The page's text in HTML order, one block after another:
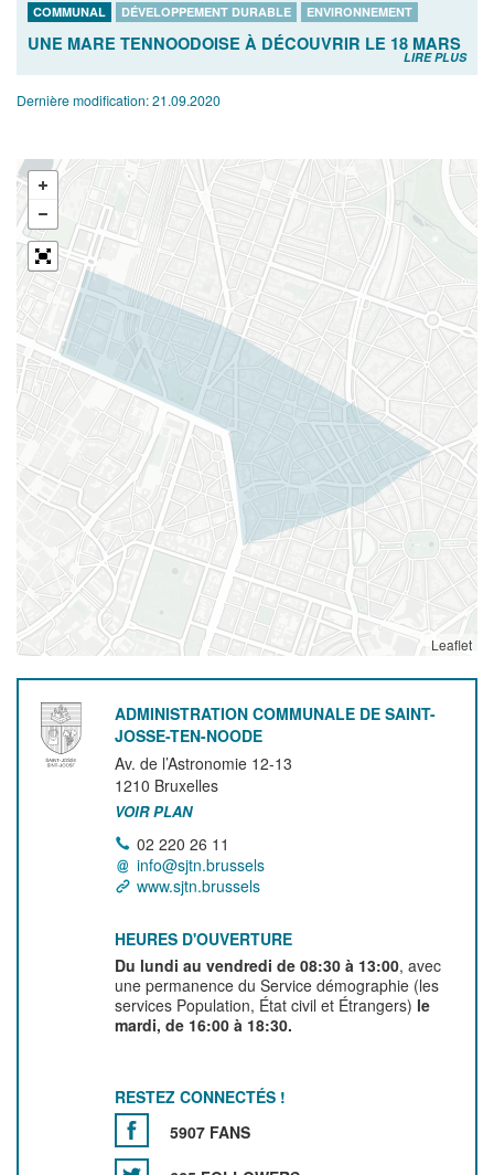
COMMUNAL DÉVELOPPEMENT DURABLE ENVIRONNEMENT
UNE MARE TENNOODOISE À DÉCOUVRIR LE 18 MARS
LIRE PLUS
Dernière modification:21.09.2020
Leaflet
ADMINISTRATION COMMUNALE DE SAINT-
JOSSE-TEN-NOODE
Av. de l’Astronomie 12-13
1210 Bruxelles
VOIR PLAN
02 220 26 11
info@sjtn.brussels
www.sjtn.brussels
HEURES D'OUVERTURE
Du lundi au vendredi de 08:30 à 13:00, avec
une permanence du Service démographie (les
services Population, État civil et Étrangers) le
mardi, de 16:00 à 18:30.
RESTEZ CONNECTÉS !
5907 FANS